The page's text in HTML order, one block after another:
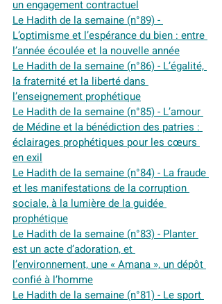
un engagement contractuel
Le Hadith de la semaine (n°89) -
L’optimisme et l’espérance du bien : entre
l’année écoulée et la nouvelle année
Le Hadith de la semaine (n°86) - L’égalité,
la fraternité et la liberté dans
l’enseignement prophétique
Le Hadith de la semaine (n°85) - L’amour
de Médine et la bénédiction des patries :
éclairages prophétiques pour les cœurs
en exil
Le Hadith de la semaine (n°84) - La fraude
et les manifestations de la corruption
sociale, à la lumière de la guidée
prophétique
Le Hadith de la semaine (n°83) - Planter
est un acte d’adoration, et
l’environnement, une « Amana », un dépôt
confié à l’homme
Le Hadith de la semaine (n°81) - Le sport